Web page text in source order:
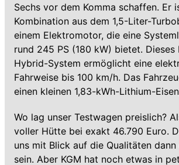
Sechs vor dem Komma schaffen. Er
Kombination aus dem 1,5-Liter-
einem Elektromotor, die eine
rund 245 PS (180 kW) bietet. Dieses
Hybrid-System ermöglicht eine
Fahrweise bis 100 km/h. Das
einen kleinen 1,83-kWh-Lithium-
Wo lag unser Testwagen preislich?
voller Hütte bei exakt 46.790 Euro.
uns mit Blick auf die Qualitäten
sein. Aber KGM hat noch etwas in